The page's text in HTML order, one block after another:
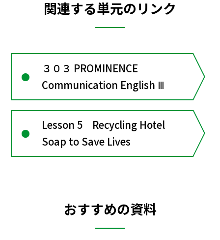
関連する単元のリンク
３０３ PROMINENCE
Communication English Ⅲ
Lesson 5 Recycling Hotel
Soap to Save Lives
おすすめの資料